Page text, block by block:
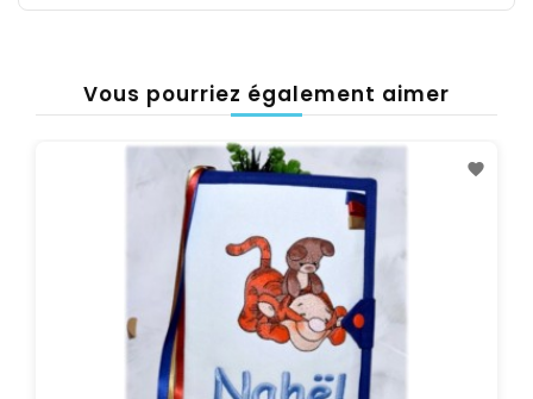
Vous pourriez également aimer